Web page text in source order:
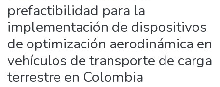
prefactibilidad para la
implementación de dispositivos
de optimización aerodinámica en
vehículos de transporte de carga
terrestre en Colombia